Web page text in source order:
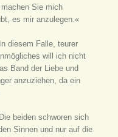
Sie mich
es mir anzulegen.«
diesem Falle, teurer
will ich nicht
Band der Liebe und
anzuziehen, da ein
beiden schworen sich
Sinnen und nur auf die